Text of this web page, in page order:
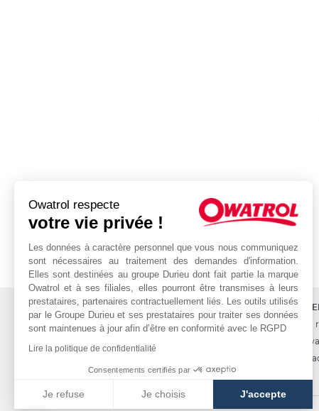
Owatrol respecte
votre vie privée !
Les données à caractère personnel que vous nous communiquez
sont nécessaires au traitement des demandes d'information.
Elles sont destinées au groupe Durieu dont fait partie la marque
Owatrol et à ses filiales, elles pourront être transmises à leurs
prestataires, partenaires contractuellement liés. Les outils utilisés
par le Groupe Durieu et ses prestataires pour traiter ses données
sont maintenues à jour afin d’être en conformité avec le RGPD
Lire la politique de confidentialité
Consentements certifiés par
Je refuse Je choisis
J'accepte
OWATROL
Producten
Levering en
Owatrol
Neem